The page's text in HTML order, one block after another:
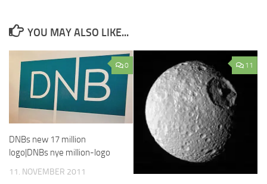
YOU MAY ALSO LIKE...
0
DNBs new 17 million
logo|DNBs nye million-logo
11. NOVEMBER 2011
11